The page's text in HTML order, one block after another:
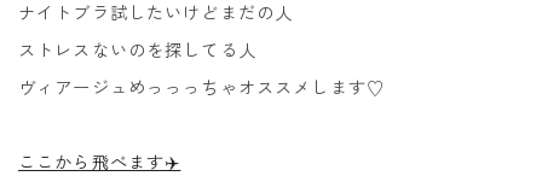
ナイトブラ試したいけどまだの人
ストレスないのを探してる人
ヴィアージュめっっっちゃオススメします♡
ここから飛べます✈️